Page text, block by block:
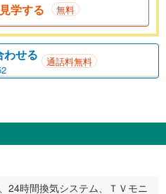
学する 無料
わせる 通話料無料
24時間換気システム、ＴＶモニ